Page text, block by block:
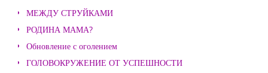
МЕЖДУ СТРУЙКАМИ
РОДИНА МАМА?
Обновление с оголением
ГОЛОВОКРУЖЕНИЕ ОТ УСПЕШНОСТИ